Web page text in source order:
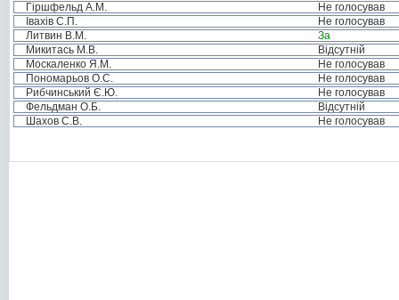
Гіршфельд А.М.
Не голосував
Івахів С.П.
Не голосував
Литвин В.М.
За
Микитась М.В.
Відсутній
Москаленко Я.М.
Не голосував
Пономарьов О.С.
Не голосував
Рибчинський Є.Ю.
Не голосував
Фельдман О.Б.
Відсутній
Шахов С.В.
Не голосував